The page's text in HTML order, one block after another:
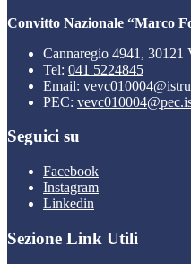
Convitto Nazionale “Marco
Cannaregio 4941,
Tel: 041 5224845
Email:
PEC:
Seguici su
Facebook
Instagram
Linkedin
Sezione Link Utili